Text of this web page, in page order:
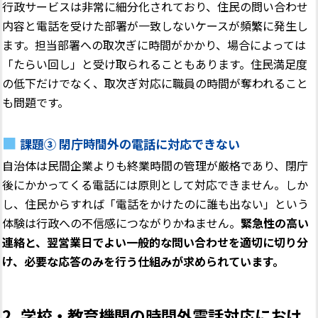
行政サービスは非常に細分化されており、住民の問い合わせ
内容と電話を受けた部署が一致しないケースが頻繁に発生し
ます。担当部署への取次ぎに時間がかかり、場合によっては
「たらい回し」と受け取られることもあります。住民満足度
の低下だけでなく、取次ぎ対応に職員の時間が奪われること
も問題です。
課題③ 閉庁時間外の電話に対応できない
自治体は民間企業よりも終業時間の管理が厳格であり、閉庁
後にかかってくる電話には原則として対応できません。しか
し、住民からすれば「電話をかけたのに誰も出ない」という
体験は行政への不信感につながりかねません。 緊急性の高い
連絡と、翌営業日でよい一般的な問い合わせを適切に切り分
け、必要な応答のみを行う仕組みが求められています。